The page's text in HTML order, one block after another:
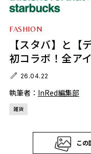
FASHION
【スタバ】と【
初コラボ！全ア
26.04.22
執筆者： InRed編集部
雑貨
この